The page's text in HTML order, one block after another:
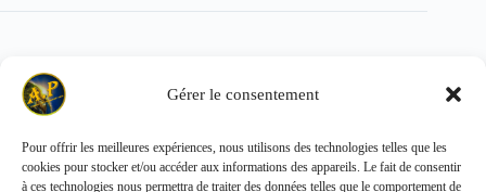
Gérer le consentement
Pour offrir les meilleures expériences, nous utilisons des technologies telles que les
cookies pour stocker et/ou accéder aux informations des appareils. Le fait de consentir
à ces technologies nous permettra de traiter des données telles que le comportement de
Poids 17 kg
Copyright © 2026 - ALL PARTS FRANCE SAS